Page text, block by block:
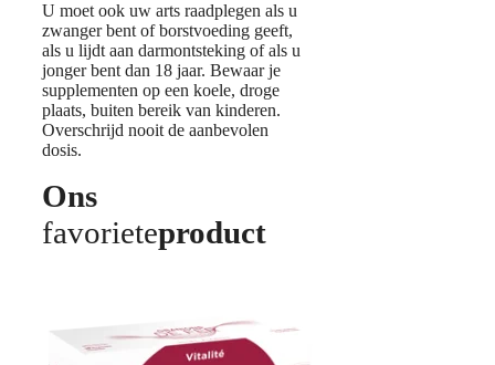
U moet ook uw arts raadplegen als u
zwanger bent of borstvoeding geeft,
als u lijdt aan darmontsteking of als u
jonger bent dan 18 jaar. Bewaar je
supplementen op een koele, droge
plaats, buiten bereik van kinderen.
Overschrijd nooit de aanbevolen
dosis.
Ons
favorieteproduct